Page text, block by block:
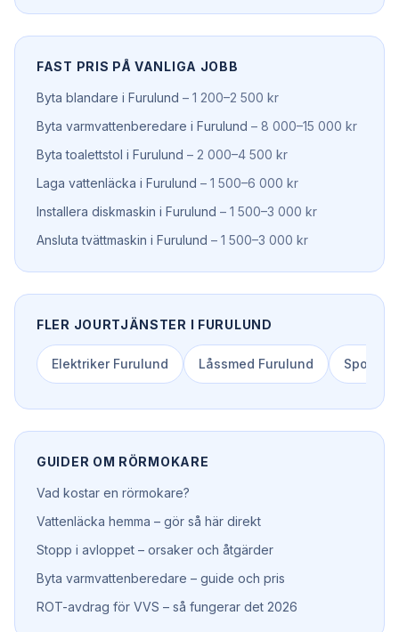
FAST PRIS PÅ VANLIGA JOBB
Byta blandare i Furulund – 1 200–2 500 kr
Byta varmvattenberedare i Furulund – 8 000–15 000 kr
Byta toalettstol i Furulund – 2 000–4 500 kr
Laga vattenläcka i Furulund – 1 500–6 000 kr
Installera diskmaskin i Furulund – 1 500–3 000 kr
Ansluta tvättmaskin i Furulund – 1 500–3 000 kr
FLER JOURTJÄNSTER I FURULUND
Elektriker Furulund Låssmed Furulund Spolbil
GUIDER OM RÖRMOKARE
Vad kostar en rörmokare?
Vattenläcka hemma – gör så här direkt
Stopp i avloppet – orsaker och åtgärder
Byta varmvattenberedare – guide och pris
ROT-avdrag för VVS – så fungerar det 2026